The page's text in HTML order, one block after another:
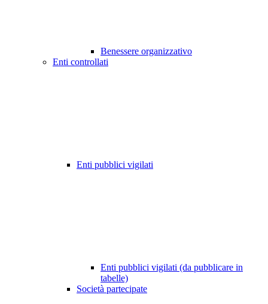
Benessere organizzativo
Enti controllati
Enti pubblici vigilati
Enti pubblici vigilati (da pubblicare in
tabelle)
Società partecipate